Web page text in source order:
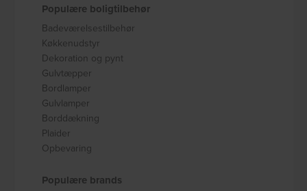
Populære boligtilbehør
Badeværelsestilbehør
Køkkenudstyr
Dekoration og pynt
Gulvtæpper
Bordlamper
Gulvlamper
Borddækning
Plaider
Opbevaring
Populære brands